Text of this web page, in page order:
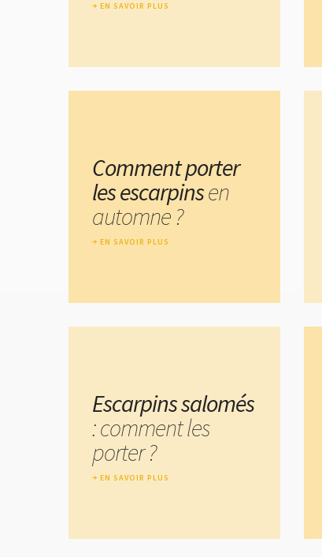
EN SAVOIR PLUS
Comment porter
les escarpinsen
automne ?
EN SAVOIR PLUS
Escarpins salomés
: comment les
porter ?
EN SAVOIR PLUS